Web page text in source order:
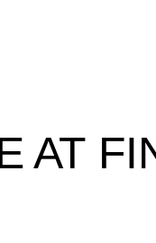
AT